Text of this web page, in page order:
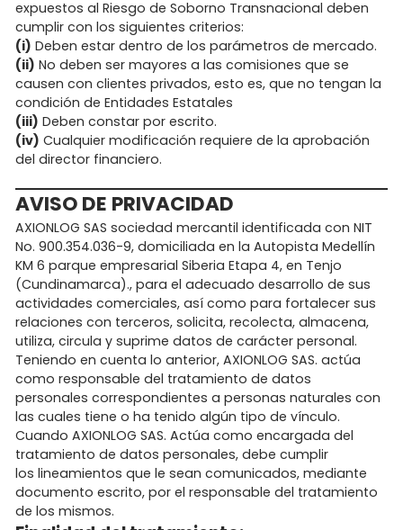
expuestos al Riesgo de Soborno Transnacional deben
cumplir con los siguientes criterios:
(i) Deben estar dentro de los parámetros de mercado.
(ii) No deben ser mayores a las comisiones que se
causen con clientes privados, esto es, que no tengan la
condición de Entidades Estatales
(iii) Deben constar por escrito.
(iv) Cualquier modificación requiere de la aprobación
del director financiero.
AVISO DE PRIVACIDAD
AXIONLOG SAS sociedad mercantil identificada con NIT
No. 900.354.036-9, domiciliada en la Autopista Medellín
KM 6 parque empresarial Siberia Etapa 4, en Tenjo
(Cundinamarca)., para el adecuado desarrollo de sus
actividades comerciales, así como para fortalecer sus
relaciones con terceros, solicita, recolecta, almacena,
utiliza, circula y suprime datos de carácter personal.
Teniendo en cuenta lo anterior, AXIONLOG SAS. actúa
como responsable del tratamiento de datos
personales correspondientes a personas naturales con
las cuales tiene o ha tenido algún tipo de vínculo.
Cuando AXIONLOG SAS. Actúa como encargada del
tratamiento de datos personales, debe cumplir
los lineamientos que le sean comunicados, mediante
documento escrito, por el responsable del tratamiento
de los mismos.